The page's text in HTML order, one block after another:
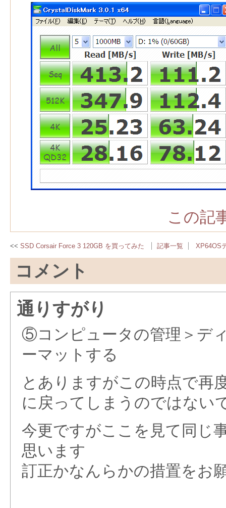
この記
SSD Corsair Force 3 120GB を買ってみた 記事一覧 XP64OS
コメント
通りすがり
⑤コンピュータの管理＞デ
ーマットする
とありますがこの時点で再
に戻ってしまうのではない
今更ですがここを見て同じ
思います
訂正かなんらかの措置をお